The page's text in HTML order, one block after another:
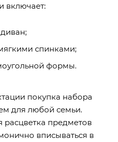
включает:
спинками;
формы.
покупка набора
для любой семьи.
расцветка предметов
вписываться в